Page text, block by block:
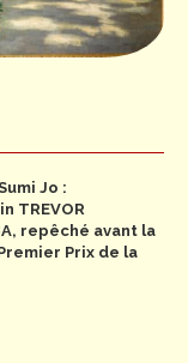
Jo :
TREVOR
repêché avant la
Prix de la